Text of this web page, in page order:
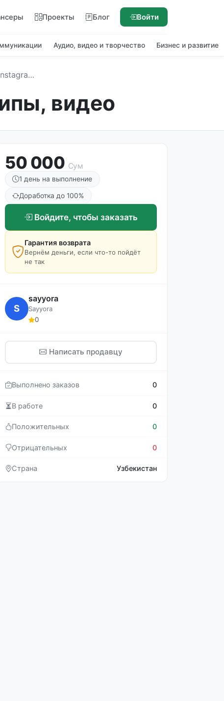
Проекты Блог Войти
Аудио, видео и творчество Бизнес и развитие
видео
видео
50 000 Сум
1 день на выполнение
Доработка до 100%
Войдите, чтобы заказать
Гарантия возврата
Вернём деньги, если что-то пойдёт
не так
S
sayyora
Sayyora
0
Написать продавцу
Выполнено заказов 0
В работе 0
Положительных 0
Отрицательных 0
Страна Узбекистан